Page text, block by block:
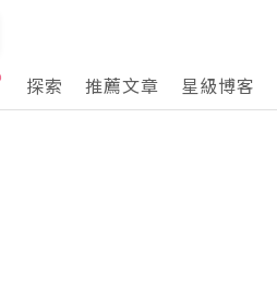
探索 推薦文章 星級博客